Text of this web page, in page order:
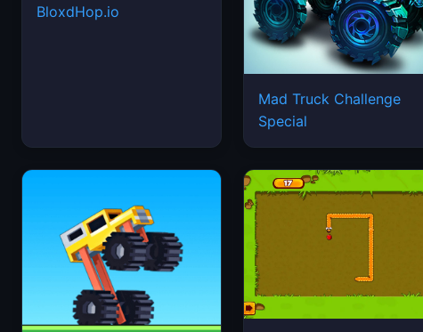
BloxdHop.io
Mad Truck Challenge
Special